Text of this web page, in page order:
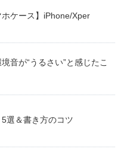
ホケース】iPhone/Xper
音が“うるさい”と感じたこ
選＆書き方のコツ